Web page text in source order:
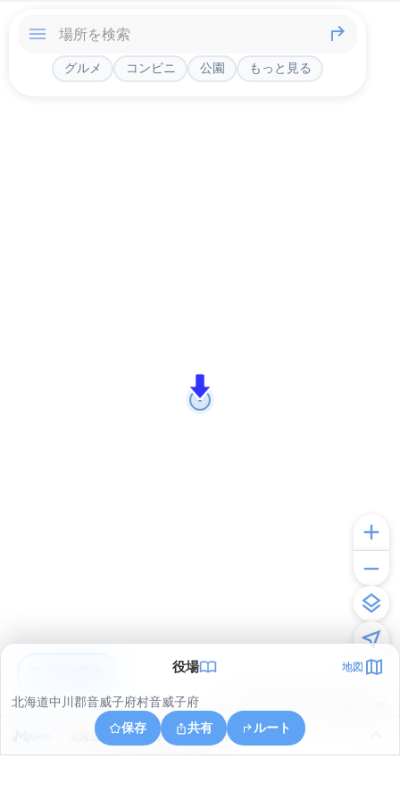
グルメ コンビニ 公園 もっと見る
役場 地図
北海道中川郡音威子府村音威子府
保存
共有 ルート
北海道中川郡音威子府村音威子府